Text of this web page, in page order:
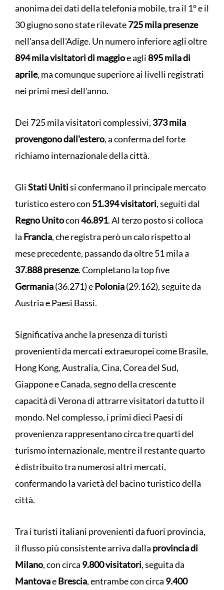
anonima dei dati della telefonia mobile, tra il 1° e il
30 giugno sono state rilevate725 mila presenze
nell'ansa dell'Adige. Un numero inferiore agli oltre
894 mila visitatori di maggioe agli895 mila di
aprile, ma comunque superiore ai livelli registrati
nei primi mesi dell'anno.
Dei 725 mila visitatori complessivi, 373 mila
provengono dall'estero, a conferma del forte
richiamo internazionale della città.
GliStati Unitisi confermano il principale mercato
turistico estero con 51.394 visitatori, seguiti dal
Regno Unitocon46.891. Al terzo posto si colloca
la Francia, che registra però un calo rispetto al
mese precedente, passando da oltre 51 mila a
37.888 presenze. Completano la top five
Germania(36.271) ePolonia(29.162), seguite da
Austria e Paesi Bassi.
Significativa anche la presenza di turisti
provenienti da mercati extraeuropei come Brasile,
Hong Kong, Australia, Cina, Corea del Sud,
Giappone e Canada, segno della crescente
capacità di Verona di attrarre visitatori da tutto il
mondo. Nel complesso, i primi dieci Paesi di
provenienza rappresentano circa tre quarti del
turismo internazionale, mentre il restante quarto
è distribuito tra numerosi altri mercati,
confermando la varietà del bacino turistico della
città.
Tra i turisti italiani provenienti da fuori provincia,
il flusso più consistente arriva dalla provincia di
Milano, con circa 9.800 visitatori, seguita da
MantovaeBrescia, entrambe con circa 9.400